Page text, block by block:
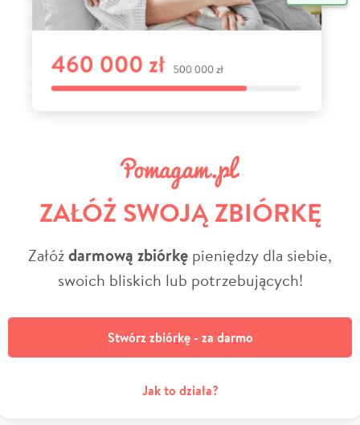
ZAŁÓŻ SWOJĄ ZBIÓRKĘ
Załóżdarmową zbiórkę pieniędzy dla siebie,
swoich bliskich lub potrzebujących!
Stwórz zbiórkę - za darmo
Jak to działa?